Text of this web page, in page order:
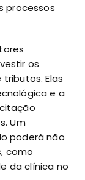
processos
os
Elas
e a
Um
poderá não
como
da clínica no